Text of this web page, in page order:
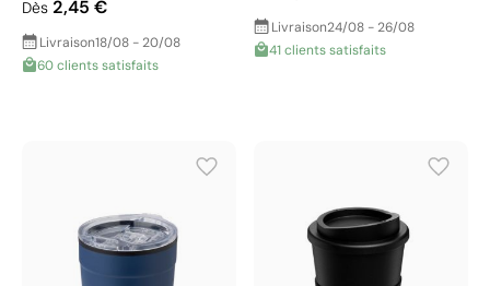
Dès 2,45 €
Livraison18/08 - 20/08
60 clients satisfaits
Livraison24/08 - 26/08
41 clients satisfaits